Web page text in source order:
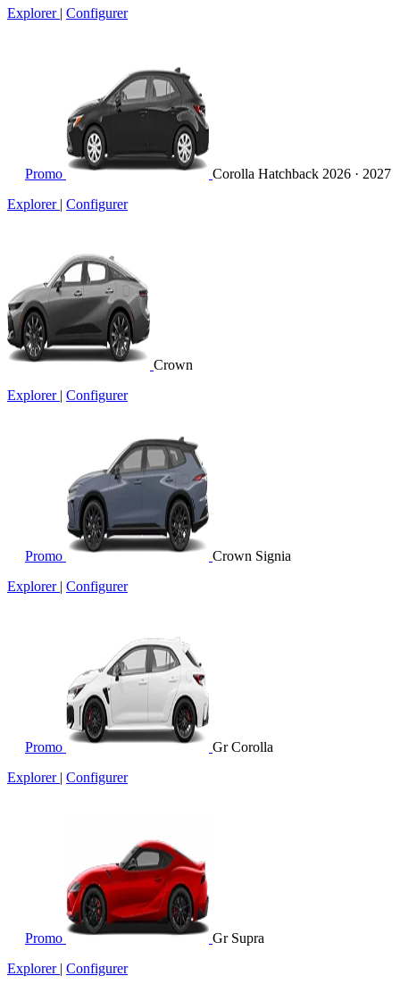
Explorer | Configurer
Promo Corolla Hatchback 2026 · 2027
Explorer | Configurer
Crown
Explorer | Configurer
Promo
Crown Signia
Explorer | Configurer
Promo
Gr Corolla
Explorer | Configurer
Promo
Gr Supra
Explorer | Configurer